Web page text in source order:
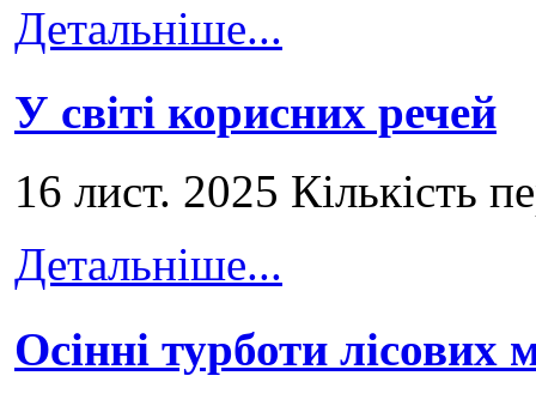
Детальніше...
У світі корисних речей
16 лист. 2025 Кількість
Детальніше...
Осінні турботи лісових